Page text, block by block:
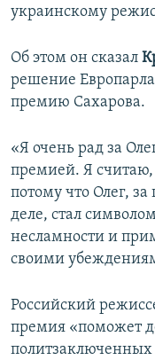
украинскому
Об этом он сказал
решение
премию Сахарова.
«Я очень рад за
премией. Я считаю,
потому что Олег,
деле, стал
несламности и
своими
Российский
премия «поможет
политзаключенных